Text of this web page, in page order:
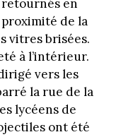
en
de la
vitres brisées.
à l’intérieur.
vers les
la rue de la
lycéens de
ont été